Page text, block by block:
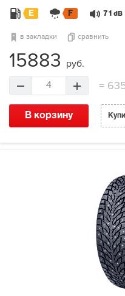
E F 71 dB
в закладки сравнить
15883 руб.
4 =
В корзину